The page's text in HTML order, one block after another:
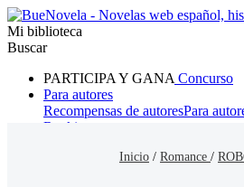
Mi biblioteca
Buscar
PARTICIPA Y GANA Concurso
Para autores
Recompensas de autoresPara
Ranking
Inicio / Romance /